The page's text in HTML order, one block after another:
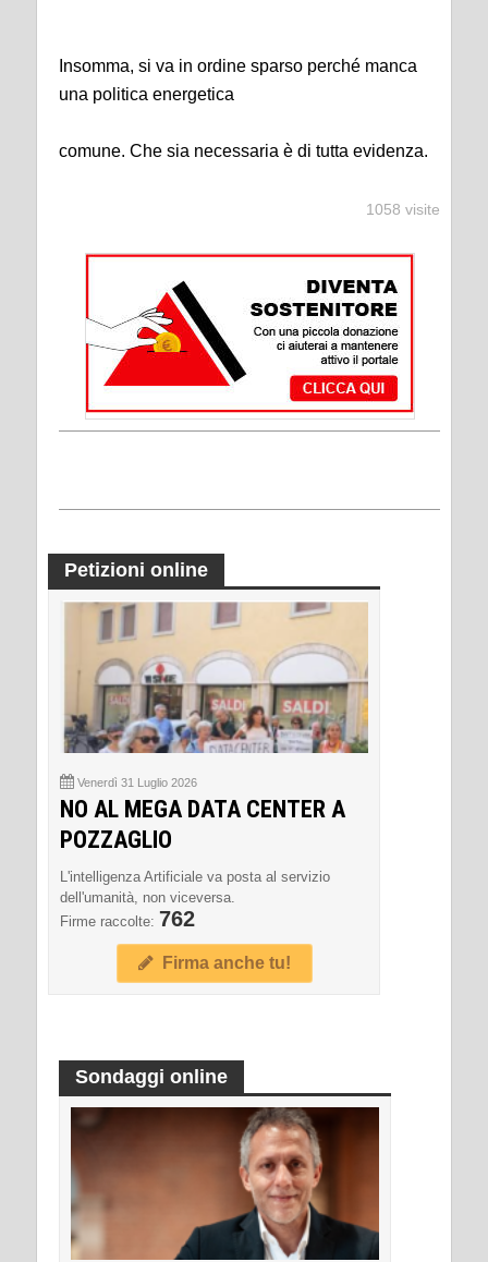
Insomma, si va in ordine sparso perché manca
una politica energetica
comune. Che sia necessaria è di tutta evidenza.
1058 visite
Petizioni online
Venerdì 31 Luglio 2026
NO AL MEGA DATA CENTER A
POZZAGLIO
L'intelligenza Artificiale va posta al servizio
dell'umanità, non viceversa.
Firme raccolte: 762
Firma anche tu!
Sondaggi online